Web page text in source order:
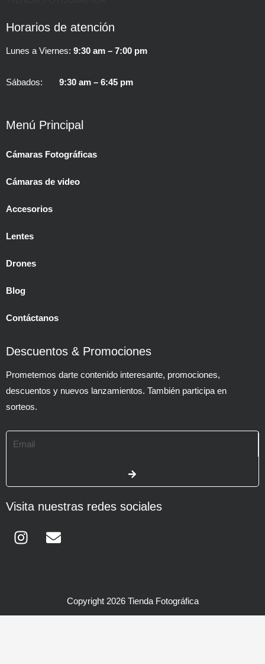
Horarios de atención
Lunes a Viernes: 9:30 am – 7:00 pm
Sábados: 9:30 am – 6:45 pm
Menú Principal
Cámaras Fotográficas
Cámaras de video
Accesorios
Lentes
Drones
Blog
Contáctanos
Descuentos & Promociones
Prometemos darte contenido interesante, promociones,
descuentos y nuevos lanzamientos. También participa en
sorteos.
Visita nuestras redes sociales
InstagramEnvelope
Copyright 2026 Tienda Fotográfica